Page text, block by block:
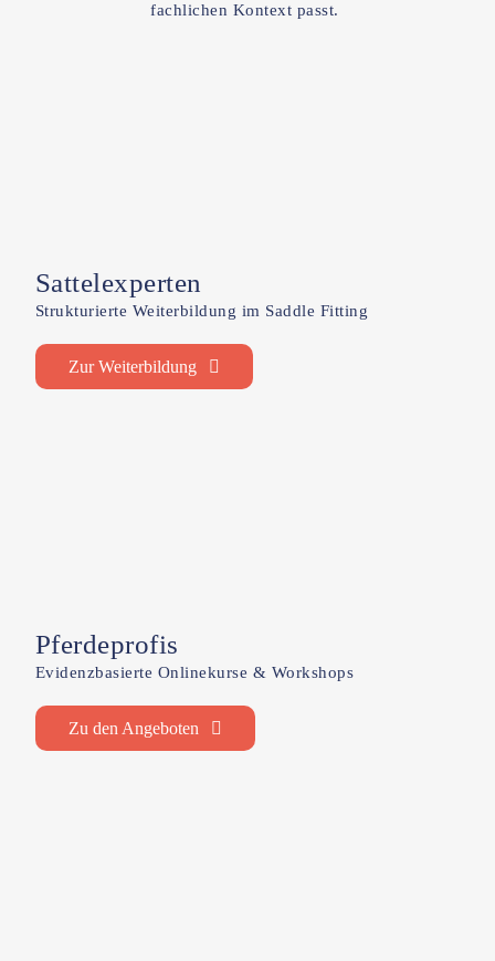
fachlichen Kontext passt.
Sattelexperten
Strukturierte Weiterbildung im Saddle Fitting
Zur Weiterbildung
Pferdeprofis
Evidenzbasierte Onlinekurse & Workshops
Zu den Angeboten